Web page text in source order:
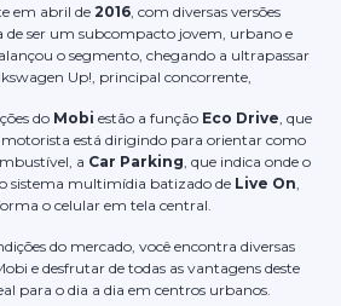
em abril de2016, com diversas versões
de ser um subcompacto jovem, urbano e
o segmento, chegando a ultrapassar
Up!, principal concorrente,
doMobi estão a função Eco Drive , que
está dirigindo para orientar como
a Car Parking , que indica onde o
sistema multimídia batizado deLive On
o celular em tela central.
do mercado, você encontra diversas
e desfrutar de todas as vantagens deste
para o dia a dia em centros urbanos.